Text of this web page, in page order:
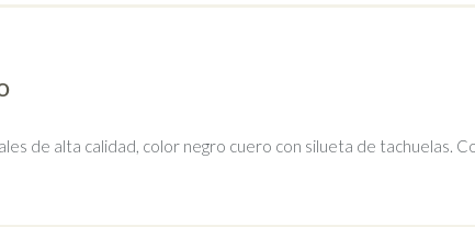
de alta calidad, color negro cuero con silueta de tachuelas.